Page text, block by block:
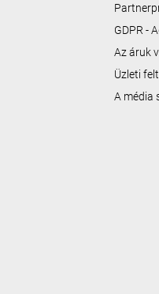
GDPR -
Az áruk
Üzleti
A média